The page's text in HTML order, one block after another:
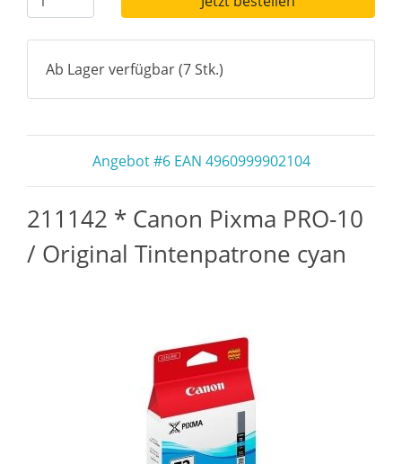
Ab Lager verfügbar (7 Stk.)
Angebot #6 EAN 4960999902104
211142 * Canon Pixma PRO-10
/ Original Tintenpatrone cyan